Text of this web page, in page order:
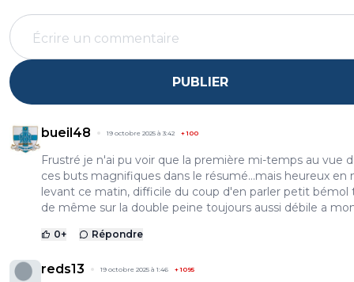
PUBLIER
bueil48 19 octobre 2025 à 3:42 +100
Frustré je n'ai pu voir que la première mi-temps au vue
ces buts magnifiques dans le résumé...mais heureux en
levant ce matin, difficile du coup d'en parler petit bémol
de même sur la double peine toujours aussi débile a
0+ Répondre
reds13 19 octobre 2025 à 1:46 +1095